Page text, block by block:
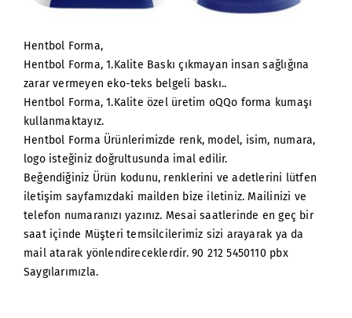
Hentbol Forma,
Hentbol Forma, 1.Kalite Baskı çıkmayan insan sağlığına
zarar vermeyen eko-teks belgeli baskı..
Hentbol Forma, 1.Kalite özel üretim oQQo forma kumaşı
kullanmaktayız.
Hentbol Forma Ürünlerimizde renk, model, isim, numara,
logo isteğiniz doğrultusunda imal edilir.
Beğendiğiniz Ürün kodunu, renklerini ve adetlerini lütfen
iletişim sayfamızdaki mailden bize iletiniz. Mailinizi ve
telefon numaranızı yazınız. Mesai saatlerinde en geç bir
saat içinde Müşteri temsilcilerimiz sizi arayarak ya da
mail atarak yönlendireceklerdir. 90 212 5450110 pbx
Saygılarımızla.